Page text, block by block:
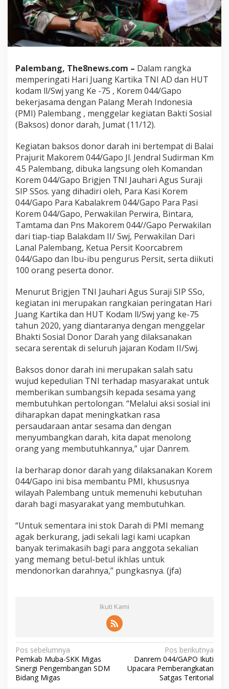
Palembang, The8news.com – Dalam rangka
memperingati Hari Juang Kartika TNI AD dan HUT
kodam ll/Swj yang Ke -75 , Korem 044/Gapo
bekerjasama dengan Palang Merah Indonesia
(PMI) Palembang , menggelar kegiatan Bakti Sosial
(Baksos) donor darah, Jumat (11/12).
Kegiatan baksos donor darah ini bertempat di Balai
Prajurit Makorem 044/Gapo Jl. Jendral Sudirman Km
4.5 Palembang, dibuka langsung oleh Komandan
Korem 044/Gapo Brigjen TNI Jauhari Agus Suraji
SIP SSos. yang dihadiri oleh, Para Kasi Korem
044/Gapo Para Kabalakrem 044/Gapo Para Pasi
Korem 044/Gapo, Perwakilan Perwira, Bintara,
Tamtama dan Pns Makorem 044//Gapo Perwakilan
dari tiap-tiap Balakdam II/ Swj, Perwakilan Dari
Lanal Palembang, Ketua Persit Koorcabrem
044/Gapo dan Ibu-ibu pengurus Persit, serta diikuti
100 orang peserta donor.
Menurut Brigjen TNI Jauhari Agus Suraji SIP SSo,
kegiatan ini merupakan rangkaian peringatan Hari
Juang Kartika dan HUT Kodam ll/Swj yang ke-75
tahun 2020, yang diantaranya dengan menggelar
Bhakti Sosial Donor Darah yang dilaksanakan
secara serentak di seluruh jajaran Kodam II/Swj.
Baksos donor darah ini merupakan salah satu
wujud kepedulian TNI terhadap masyarakat untuk
memberikan sumbangsih kepada sesama yang
membutuhkan pertolongan. “Melalui aksi sosial ini
diharapkan dapat meningkatkan rasa
persaudaraan antar sesama dan dengan
menyumbangkan darah, kita dapat menolong
orang yang membutuhkannya,” ujar Danrem.
Ia berharap donor darah yang dilaksanakan Korem
044/Gapo ini bisa membantu PMI, khususnya
wilayah Palembang untuk memenuhi kebutuhan
darah bagi masyarakat yang membutuhkan.
“Untuk sementara ini stok Darah di PMI memang
agak berkurang, jadi sekali lagi kami ucapkan
banyak terimakasih bagi para anggota sekalian
yang memang betul-betul ikhlas untuk
mendonorkan darahnya,” pungkasnya. (jfa)
Ikuti Kami
N
a
v
Pos sebelumnya
Pemkab Muba-SKK Migas
Sinergi Pengembangan SDM
Bidang Migas
Pos berikutnya
Danrem 044/GAPO Ikuti
Upacara Pemberangkatan
Satgas Teritorial